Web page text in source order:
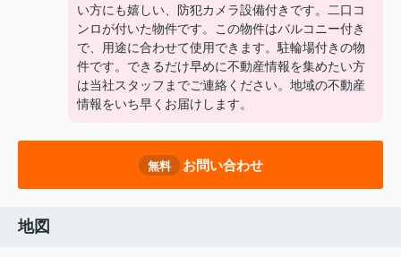
い方にも嬉しい、防犯カメラ設備付きです。二口コ
ンロが付いた物件です。この物件はバルコニー付き
で、用途に合わせて使用できます。駐輪場付きの物
件です。できるだけ早めに不動産情報を集めたい方
は当社スタッフまでご連絡ください。地域の不動産
情報をいち早くお届けします。
無料 お問い合わせ
地図